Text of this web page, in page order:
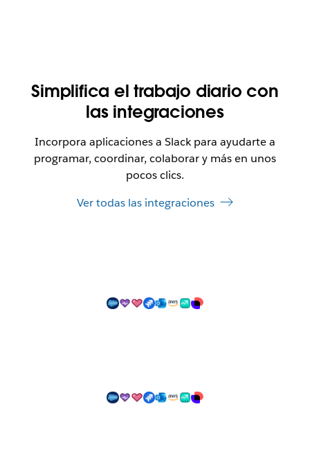
Simplifica el trabajo diario con
las integraciones
Incorpora aplicaciones a Slack para ayudarte a
programar, coordinar, colaborar y más en unos
pocos clics.
Ver todas las integraciones